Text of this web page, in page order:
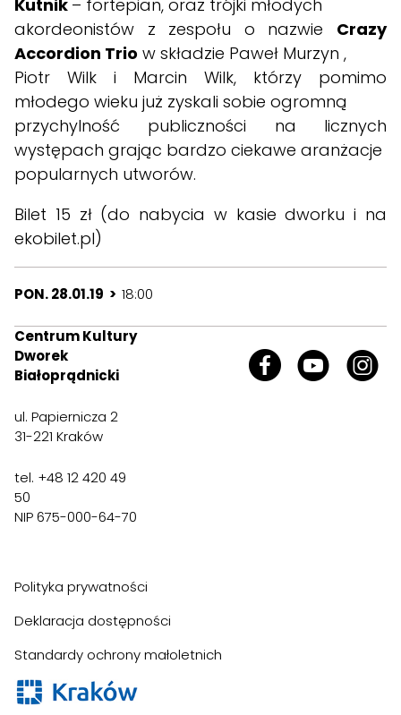
Kutnik – fortepian, oraz trójki młodych
akordeonistów z zespołu o nazwie Crazy
Accordion Trio w składzie Paweł Murzyn ,
Piotr Wilk i Marcin Wilk, którzy pomimo
młodego wieku już zyskali sobie ogromną
przychylność publiczności na licznych
występach grając bardzo ciekawe aranżacje
popularnych utworów.
Bilet 15 zł (do nabycia w kasie dworku i na
ekobilet.pl)
PON. 28.01.19 > 18:00
Centrum Kultury
Dworek
Białoprądnicki
ul. Papiernicza 2
31-221 Kraków
tel. +48 12 420 49
50
NIP 675-000-64-70
Polityka prywatności
Deklaracja dostępności
Standardy ochrony małoletnich